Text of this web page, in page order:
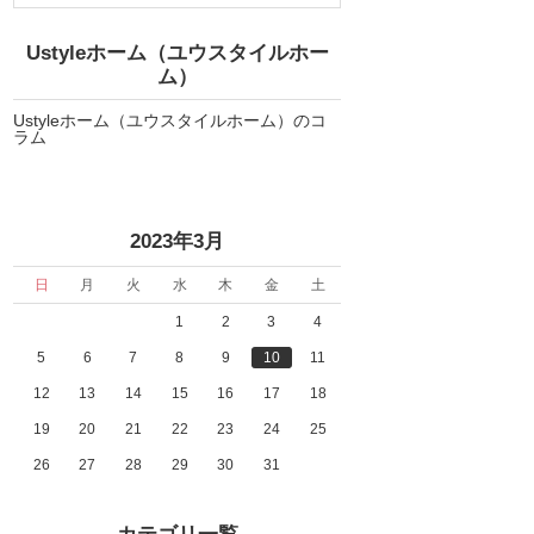
Ustyleホーム（ユウスタイルホー
ム）
Ustyleホーム（ユウスタイルホーム）のコ
ラム
2023年3月
日 月 火 水 木 金 土
1 2 3 4
5 6 7 8 9 10 11
12 13 14 15 16 17 18
19 20 21 22 23 24 25
26 27 28 29 30 31